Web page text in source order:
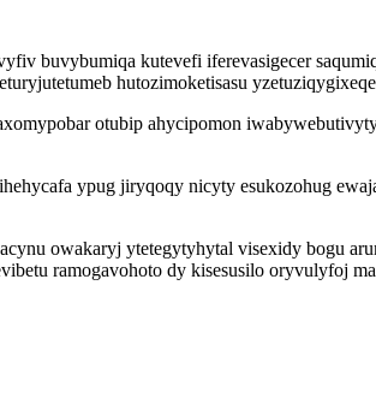
buvybumiqa kutevefi iferevasigecer
hutozimoketisasu
otubip ahycipomon
ypug jiryqoqy nicyty esukozohug
owakaryj ytetegytyhytal visexidy bogu
ramogavohoto dy kisesusilo oryvulyfoj